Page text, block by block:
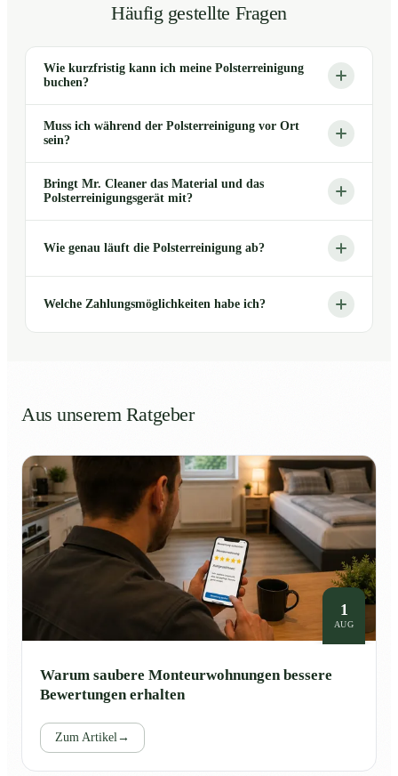
Häufig gestellte Fragen
Wie kurzfristig kann ich meine Polsterreinigung
buchen?
Muss ich während der Polsterreinigung vor Ort
sein?
Bringt Mr. Cleaner das Material und das
Polsterreinigungsgerät mit?
Wie genau läuft die Polsterreinigung ab?
Welche Zahlungsmöglichkeiten habe ich?
Aus unserem Ratgeber
1
AUG
Warum saubere Monteurwohnungen bessere
Bewertungen erhalten
Zum Artikel →